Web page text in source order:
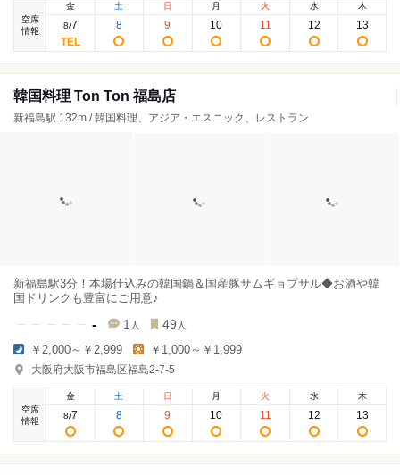
空席
情報
金
8/7
土
8
日
9
月
10
火
11
水
12
木
13
韓国料理 Ton Ton 福島店
新福島駅 132m / 韓国料理、アジア・エスニック、レストラン
新福島駅3分！本場仕込みの韓国鍋＆国産豚サムギョプサル◆お酒や韓
国ドリンクも豊富にご用意♪
- 1 人 49 人
￥2,000～￥2,999 ￥1,000～￥1,999
大阪府大阪市福島区福島2-7-5
空席
情報
金
8/7
土
8
日
9
月
10
火
11
水
12
木
13